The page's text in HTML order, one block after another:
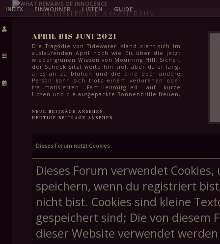
INDEX EINWOHNER LISTEN GUIDE
AKTUELLER INPLAY-ZEITRAUM
APRIL BIS JUNI 2021
Die Tragödie von Tidewater Island zieht sich im
auslaufenden April noch wie Eis über die jetzt
wieder grünen Wiesen von Mourning Hill. Sicher,
der Schock sitzt weiterhin tief, aber dafür fängt
alles an zu blühen und die eine oder andere
Person kann sich trotz einem verlorenen oder
traumatisierten Familienmitglied auf kurze
Hosen und die ausgepackte Sonnenbrille freuen,
kühl ist. Das Leben geht weiter und für die
meisten steht in den kommenden Monaten
der Stadt auch das endgültige Finale ihrer
Schullaufbahn. Spätestens Mitte Juni kann aber
höchstens noch die Frage im Weg, wie schnell
man eine weitere stadtweite Tragödie vergessen
kann.
NEUE BEITRÄGE ANSEHEN
HEUTIGE BEITRÄGE ANSEHEN
Dieses Forum nutzt Cookies
Dieses Forum verwendet
speichern, wenn du registriert
nicht bist. Cookies sind kleine
gespeichert sind; Die von diesem
dieser Website verwendet